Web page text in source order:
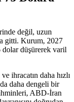
değil, uzun
gitti. Kurum, 2027
düşürerek varil
ihracatın daha hızlı
daha dengeli bir
ABD-İran